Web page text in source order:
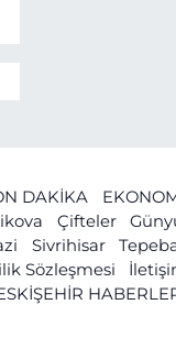
DAKİKA
Çifteler
Sivrihisar
Sözleşmesi